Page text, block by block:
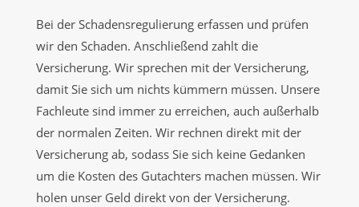
Bei der Schadensregulierung erfassen und prüfen
wir den Schaden. Anschließend zahlt die
Versicherung. Wir sprechen mit der Versicherung,
damit Sie sich um nichts kümmern müssen. Unsere
Fachleute sind immer zu erreichen, auch außerhalb
der normalen Zeiten. Wir rechnen direkt mit der
Versicherung ab, sodass Sie sich keine Gedanken
um die Kosten des Gutachters machen müssen. Wir
holen unser Geld direkt von der Versicherung.